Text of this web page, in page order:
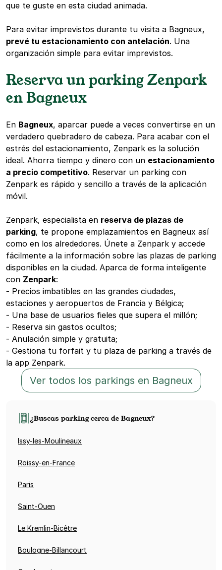
que te guste en esta ciudad animada.
Para evitar imprevistos durante tu visita a Bagneux,
prevé tu estacionamiento con antelación. Una
organización simple para evitar imprevistos.
Reserva un parking Zenpark
en Bagneux
En Bagneux, aparcar puede a veces convertirse en un
verdadero quebradero de cabeza. Para acabar con el
estrés del estacionamiento, Zenpark es la solución
ideal. Ahorra tiempo y dinero con un estacionamiento
a precio competitivo. Reservar un parking con
Zenpark es rápido y sencillo a través de la aplicación
móvil.
Zenpark, especialista en reserva de plazas de
parking, te propone emplazamientos en Bagneux así
como en los alrededores. Únete a Zenpark y accede
fácilmente a la información sobre las plazas de parking
disponibles en la ciudad. Aparca de forma inteligente
con Zenpark:
- Precios imbatibles en las grandes ciudades,
estaciones y aeropuertos de Francia y Bélgica;
- Una base de usuarios fieles que supera el millón;
- Reserva sin gastos ocultos;
- Anulación simple y gratuita;
- Gestiona tu forfait y tu plaza de parking a través de
la app Zenpark.
Ver todos los parkings en Bagneux
¿Buscas parking cerca de Bagneux?
Issy-les-Moulineaux
Roissy-en-France
Paris
Saint-Ouen
Le Kremlin-Bicêtre
Boulogne-Billancourt